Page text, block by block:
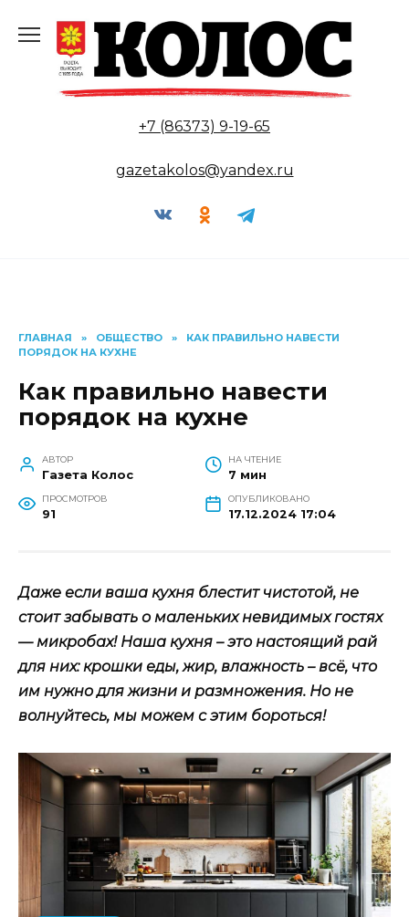
содержанию
+7 (86373) 9-19-65
gazetakolos@yandex.ru
ГЛАВНАЯ » ОБЩЕСТВО »
КАК ПРАВИЛЬНО НАВЕСТИ
ПОРЯДОК НА КУХНЕ
Как правильно навести
порядок на кухне
АВТОР
Газета Колос
НА ЧТЕНИЕ
7 мин
ПРОСМОТРОВ
91
ОПУБЛИКОВАНО
17.12.2024 17:04
Даже если ваша кухня блестит чистотой, не
стоит забывать о маленьких невидимых гостях
— микробах! Наша кухня – это настоящий рай
для них: крошки еды, жир, влажность – всё, что
им нужно для жизни и размножения. Но не
волнуйтесь, мы можем с этим бороться!